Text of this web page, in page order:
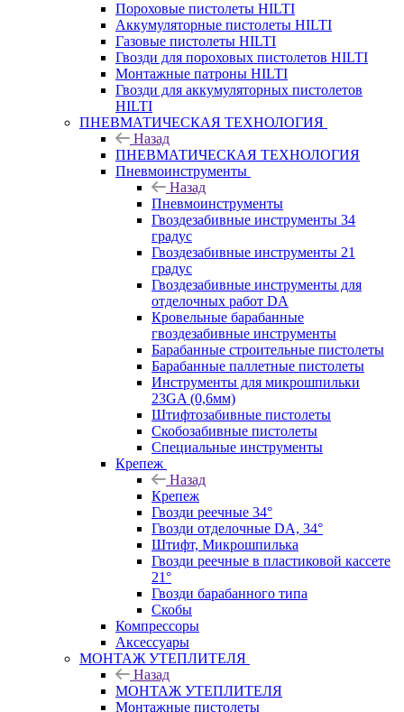
Пороховые пистолеты HILTI
Аккумуляторные пистолеты HILTI
Газовые пистолеты HILTI
Гвозди для пороховых пистолетов HILTI
Монтажные патроны HILTI
Гвозди для аккумуляторных пистолетов
HILTI
ПНЕВМАТИЧЕСКАЯ ТЕХНОЛОГИЯ
Назад
ПНЕВМАТИЧЕСКАЯ ТЕХНОЛОГИЯ
Пневмоинструменты
Назад
Пневмоинструменты
Гвоздезабивные инструменты 34
градус
Гвоздезабивные инструменты 21
градус
Гвоздезабивные инструменты для
отделочных работ DA
Кровельные барабанные
гвоздезабивные инструменты
Барабанные строительные пистолеты
Барабанные паллетные пистолеты
Инструменты для микрошпильки
23GA (0,6мм)
Штифтозабивные пистолеты
Скобозабивные пистолеты
Специальные инструменты
Крепеж
Назад
Крепеж
Гвозди реечные 34°
Гвозди отделочные DA, 34°
Штифт, Микрошпилька
Гвозди реечные в пластиковой кассете
21°
Гвозди барабанного типа
Скобы
Компрессоры
Аксессуары
МОНТАЖ УТЕПЛИТЕЛЯ
Назад
МОНТАЖ УТЕПЛИТЕЛЯ
Монтажные пистолеты